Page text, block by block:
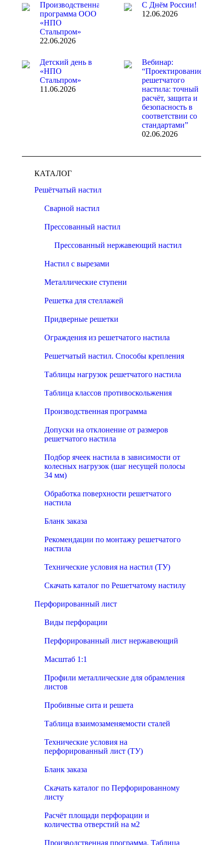
Производственная
программа ООО
«НПО
Стальпром»
22.06.2026
С Днём России!
12.06.2026
Детский день в
«НПО
Стальпром»
11.06.2026
Вебинар:
“Проектирование
решетчатого
настила: точный
расчёт, защита и
безопасность в
соответствии со
стандартами”
02.06.2026
КАТАЛОГ
Решётчатый настил
Сварной настил
Прессованный настил
Прессованный нержавеющий настил
Настил с вырезами
Металлические ступени
Решетка для стеллажей
Придверные решетки
Ограждения из решетчатого настила
Решетчатый настил. Способы крепления
Таблицы нагрузок решетчатого настила
Таблица классов противоскольжения
Производственная программа
Допуски на отклонение от размеров
решетчатого настила
Подбор ячеек настила в зависимости от
колесных нагрузок (шаг несущей полосы
34 мм)
Обработка поверхности решетчатого
настила
Бланк заказа
Рекомендации по монтажу решетчатого
настила
Технические условия на настил (ТУ)
Скачать каталог по Решетчатому настилу
Перфорированный лист
Виды перфорации
Перфорированный лист нержавеющий
Масштаб 1:1
Профили металлические для обрамления
листов
Пробивные сита и решета
Таблица взаимозаменяемости сталей
Технические условия на
перфорированный лист (ТУ)
Бланк заказа
Скачать каталог по Перфорированному
листу
Расчёт площади перфорации и
количества отверстий на м2
Производственная программа. Таблица